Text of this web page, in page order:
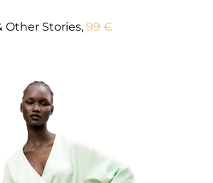
Other Stories, 99 €